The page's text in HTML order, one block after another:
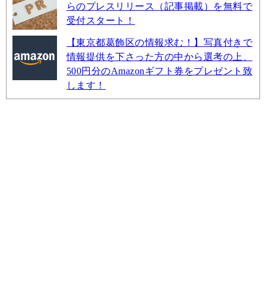
らのプレスリリース（記事掲載）を無料で
受付スタート！
【東京都葛飾区の情報求む！】写真付きで
情報提供を下さった方の中から選考の上、
500円分のAmazonギフト券をプレゼント致
します！